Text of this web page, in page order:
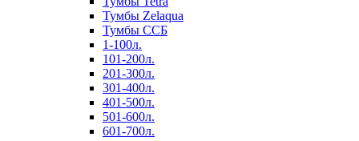
Тумбы Zelaqua
Тумбы ССБ
1-100л.
101-200л.
201-300л.
301-400л.
401-500л.
501-600л.
601-700л.